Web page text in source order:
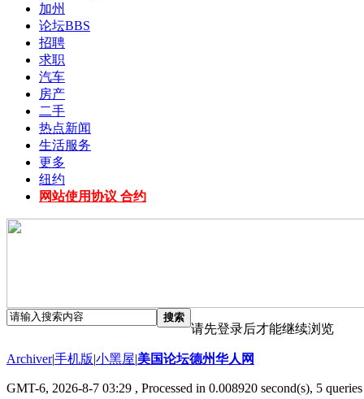
加州
论坛BBS
招聘
求职
汽车
房产
二手
热点新闻
生活服务
更多
纽约
网站使用协议 合约
搜索
请先登录后才能继续浏览
Archiver|手机版|小黑屋|美国论坛德州华人网
GMT-6, 2026-8-7 03:29 , Processed in 0.008920 second(s), 5